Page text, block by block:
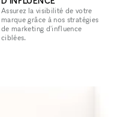
Assurez la visibilité de votre
marque grâce à nos stratégies
de marketing d'influence
ciblées.